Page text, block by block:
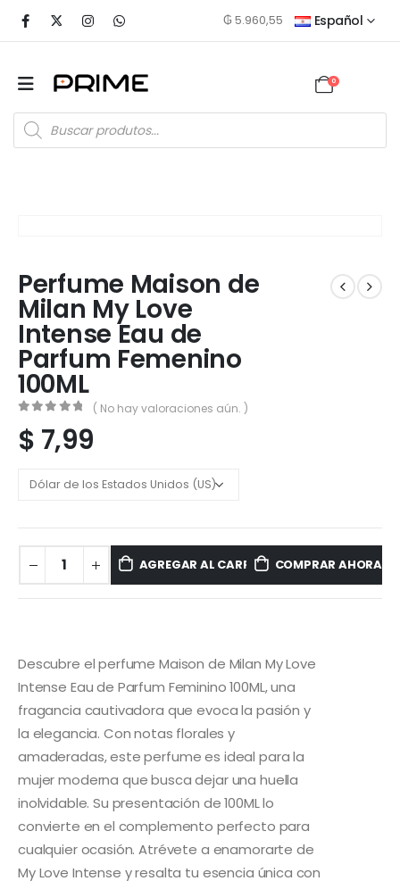
₲ 5.960,55 Español
0
Perfume Maison de
Milan My Love
Intense Eau de
Parfum Femenino
100ML
( No hay valoraciones aún. )
$ 7,99
AGREGAR AL CARRITO COMPRAR AHORA
Descubre el perfume Maison de Milan My Love
Intense Eau de Parfum Feminino 100ML, una
fragancia cautivadora que evoca la pasión y
la elegancia. Con notas florales y
amaderadas, este perfume es ideal para la
mujer moderna que busca dejar una huella
inolvidable. Su presentación de 100ML lo
convierte en el complemento perfecto para
cualquier ocasión. Atrévete a enamorarte de
My Love Intense y resalta tu esencia única con